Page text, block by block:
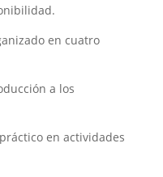
en cuatro
a los
en actividades